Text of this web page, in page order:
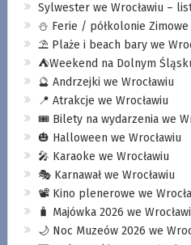
Sylwester we Wrocławiu –
⛄️ Ferie / półkolonie Zimowe
⛱️ Plaże i beach bary we
⛺️Weekend na Dolnym
🔮 Andrzejki we Wrocławiu
📍 Atrakcje we Wrocławiu
🎟️ Bilety na wydarzenia we
🎃 Halloween we Wrocławiu
🎤 Karaoke we Wrocławiu
🎭 Karnawał we Wrocławiu
📽️ Kino plenerowe we
🧳 Majówka 2026 we
🌙 Noc Muzeów 2026 we